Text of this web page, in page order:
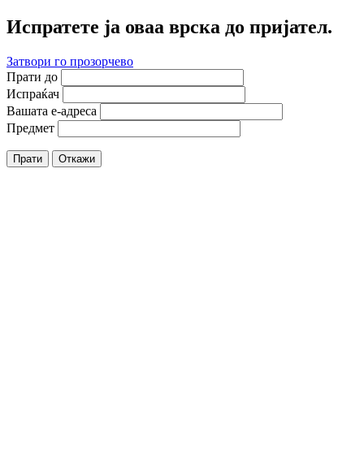
Испратете ја оваа врска до пријател.
Затвори го прозорчево
Прати до
Испраќач
Вашата е-адреса
Предмет
Прати Откажи